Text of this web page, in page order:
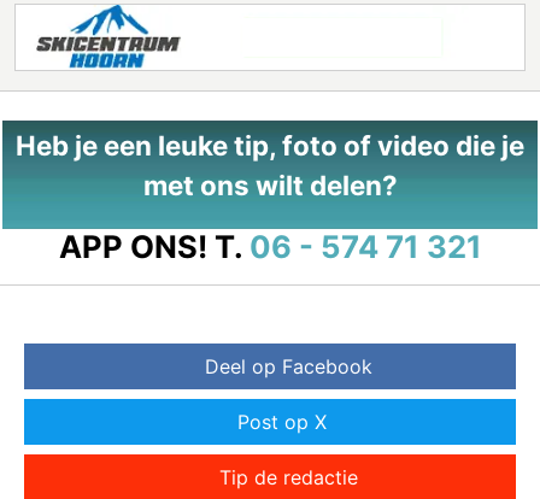
Heb je een leuke tip, foto of video die je
met ons wilt delen?
APP ONS! T. 06 - 574 71 321
Deel op Facebook
Post op X
Tip de redactie